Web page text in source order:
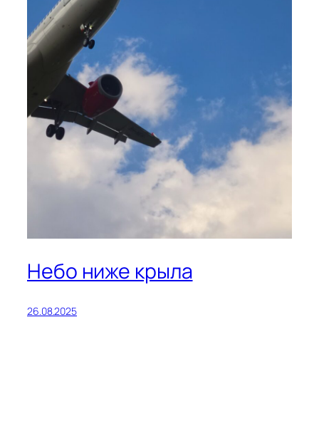
Небо ниже крыла
26.08.2025